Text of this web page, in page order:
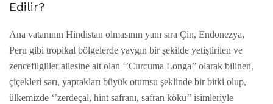
Edilir?
Ana vatanının Hindistan olmasının yanı sıra Çin, Endonezya,
Peru gibi tropikal bölgelerde yaygın bir şekilde yetiştirilen ve
zencefilgiller ailesine ait olan ‘’Curcuma Longa’’ olarak bilinen,
çiçekleri sarı, yaprakları büyük otumsu şeklinde bir bitki olup,
ülkemizde ‘’zerdeçal, hint safranı, safran kökü’’ isimleriyle